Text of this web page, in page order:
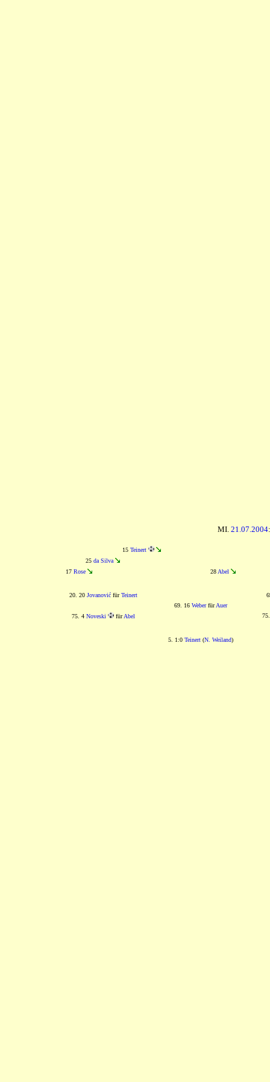
MI. 21.07.2004
15 Teinert
25 da Silva
17 Rose 28 Abel
20. 20 JovanovićfürTeinert
69. 16 WeberfürAuer
75. 4 Noveski fürAbel
5. 1:0 Teinert(N. Weiland)